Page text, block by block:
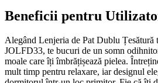
Beneficii pentru
Alegând Lenjeria de Pat Dublu Țesătură
JOLFD33, te bucuri de un somn
moale care îți îmbrățișează pielea.
mult timp pentru relaxare, iar designul